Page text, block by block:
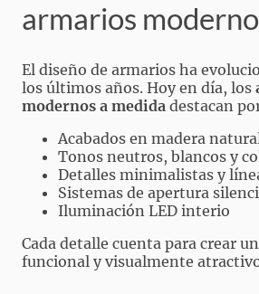
armarios
El diseño de armarios ha
los últimos años. Hoy en día, los
modernos a medida destacan
Acabados en madera
Tonos neutros, blancos y
Detalles minimalistas y
Sistemas de apertura
Iluminación LED interio
Cada detalle cuenta para crear
funcional y visualmente